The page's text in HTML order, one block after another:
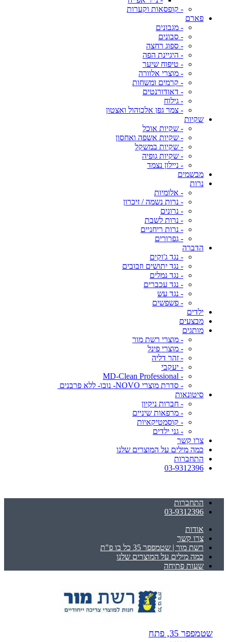
- קופסאות וקערות
פארם
- מגבונים
- סבונים
- ספוג רחצה
- היגיינת הפה
- טיפוח שיער
- מוצרי אלוורה
- קרמים ומשחות
- דאודורנטים
- גילוח
- צמר גפן אלכוהול ואצטון
שקיות
- שקיות אוכל
- שקיות אשפה ואחסון
- שקיות במשקל
- שקיות גופיה
- ניילון נצמד
מבשמים
נרות
- אלומיות
- נרות נשמה / זיכרון
- נרונים
- נרות לשבת
- נרות ריחניים
- גפרורים
הדברה
- נגד ג'וקים
- נגד יתושים וזבובים
- נגד נמלים
- נגד עכברים
- נגד עש
- פשפשים
ילדים
מבצעים
מותגים
- מוצרי רשת מור
- מוצרי פינל
- זהר דליה
- יעקבי
- MD-Clean Professional
- סדרת מוצרי NOVO- נובו- ללא פרבנים
סיטונאות
- חברות ניקיון
- מרפאות שיניים
- קוסמטיקאיות
- גני ילדים
צרו קשר
כמה מילים על המוצרים שלנו
התחברות
03-9312396
התחברות
03-9312396
אודות
צרו קשר
רשת מור | שטמפפר 35 כל בו פ"ת
כמה מילים על המוצרים שלנו
שעות פתיחה
שטמפפר 35, פתח